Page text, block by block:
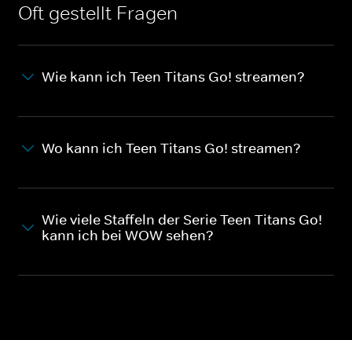
Oft gestellt Fragen
Wie kann ich Teen Titans Go! streamen?
Wo kann ich Teen Titans Go! streamen?
Wie viele Staffeln der Serie Teen Titans Go!
kann ich bei WOW sehen?